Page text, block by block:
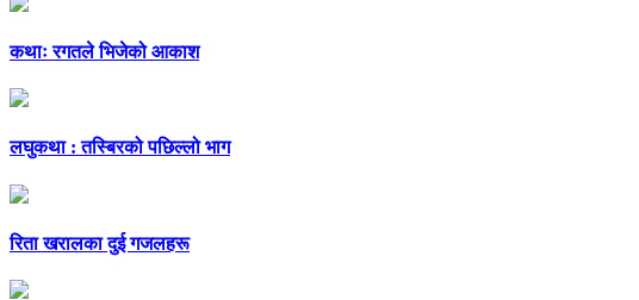
कथाः रगतले भिजेको आकाश
लघुकथा : तस्बिरको पछिल्लो भाग
रिता खरालका दुई गजलहरू